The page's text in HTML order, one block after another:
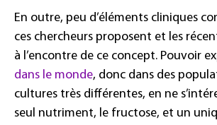
En outre, peu d’éléments cliniques
ces chercheurs proposent et les
à l’encontre de ce concept. Pouvoir
dans le monde, donc dans des
cultures très différentes, en ne
seul nutriment, le fructose, et un